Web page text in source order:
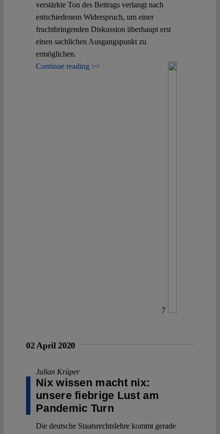
verstärkte Ton des Beitrags verlangt nach
entschiedenem Widerspruch, um einer
fruchtbringenden Diskussion überhaupt erst
einen sachlichen Ausgangspunkt zu
ermöglichen.
Continue reading >>
7
02 April 2020
Julian Krüper
Nix wissen macht nix:
unsere fiebrige Lust am
Pandemic Turn
Die deutsche Staatsrechtslehre kommt gerade